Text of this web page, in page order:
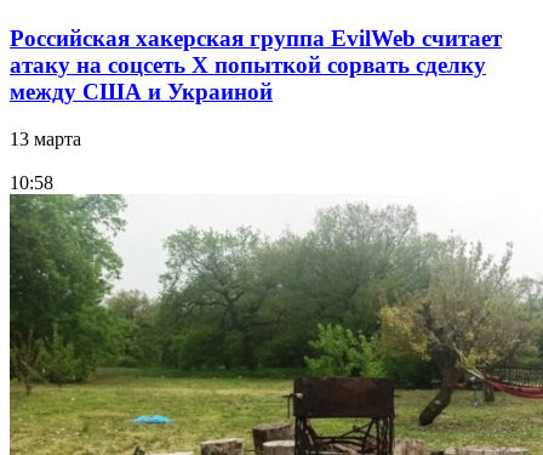
Российская хакерская группа EvilWeb считает
атаку на соцсеть Х попыткой сорвать сделку
между США и Украиной
13 марта
10:58